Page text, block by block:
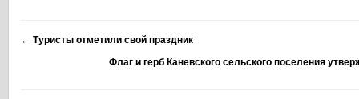
← Туристы отметили свой праздник
Флаг и герб Каневского сельского поселения